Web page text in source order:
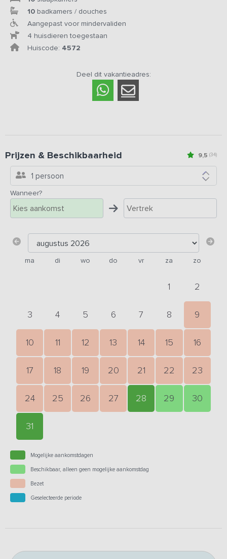
10 badkamers / douches
Aangepast voor mindervaliden
4 huisdieren toegestaan
Huiscode: 4572
Deel dit vakantieadres:
9,5 (34)
Prijzen & Beschikbaarheid
1 persoon
Wanneer?
ma di wo do vr za zo
1 2
3 4 5 6 7 8 9
10 11 12 13 14 15 16
17 18 19 20 21 22 23
24 25 26 27 28 29 30
31
Mogelijke aankomstdagen
Beschikbaar, alleen geen mogelijke aankomstdag
Bezet
Geselecteerde periode